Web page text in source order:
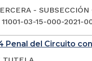
- SUBSECCIÓN
03-15-000-2021-
Penal del Circuito